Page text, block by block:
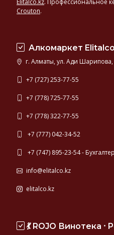
Elitalco.kz. Профессиональное
Crouton.
Алкомаркет
г. Алматы, ул. Ади Шарипова,
+7 (727) 253-77-55
+7 (778) 725-77-55
+7 (778) 322-77-55
+7 (777) 042-34-52
+7 (747) 895-23-54 -
info@elitalco.kz
elitalco.kz
💃 ROJO Винотека ⸱